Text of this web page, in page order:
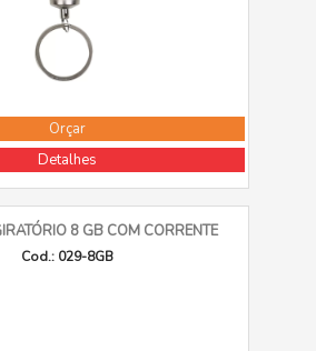
Orçar
Detalhes
8 GB COM CORRENTE
Cod.: 029-8GB